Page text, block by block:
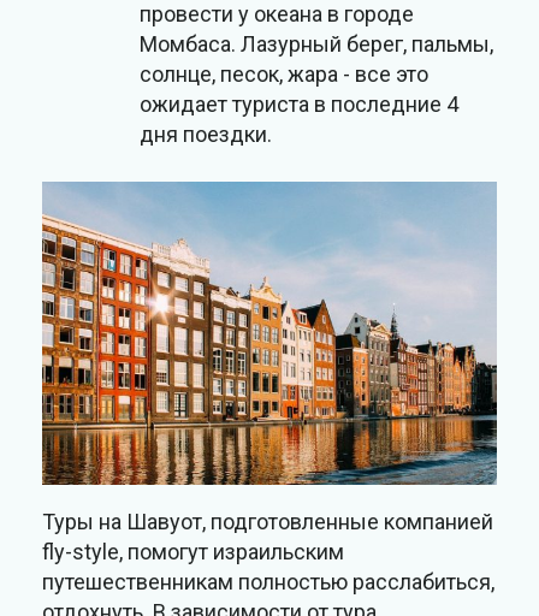
провести у океана в городе
Момбаса. Лазурный берег, пальмы,
солнце, песок, жара - все это
ожидает туриста в последние 4
дня поездки.
Туры на Шавуот, подготовленные компанией
fly-style, помогут израильским
путешественникам полностью расслабиться,